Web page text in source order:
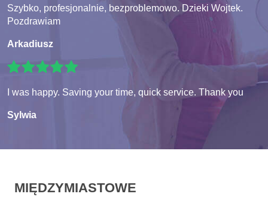
Szybko, profesjonalnie, bezproblemowo. Dzieki Wojtek.
Pozdrawiam
Arkadiusz
I was happy. Saving your time, quick service. Thank you
Sylwia
MIĘDZYMIASTOWE